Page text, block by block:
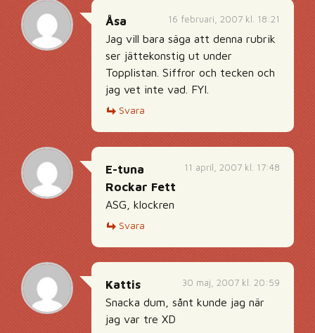
16 februari, 2007 kl. 18:21
Åsa
Jag vill bara säga att denna rubrik
ser jättekonstig ut under
Topplistan. Siffror och tecken och
jag vet inte vad. FYI.
Svara
11 april, 2007 kl. 17:48
E-tuna
Rockar Fett
ASG, klockren
Svara
30 maj, 2007 kl. 20:59
Kattis
Snacka dum, sånt kunde jag när
jag var tre XD